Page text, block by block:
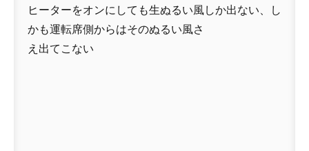
ヒーターをオンにしても生ぬるい風しか出ない、し
かも運転席側からはそのぬるい風さ
え出てこない